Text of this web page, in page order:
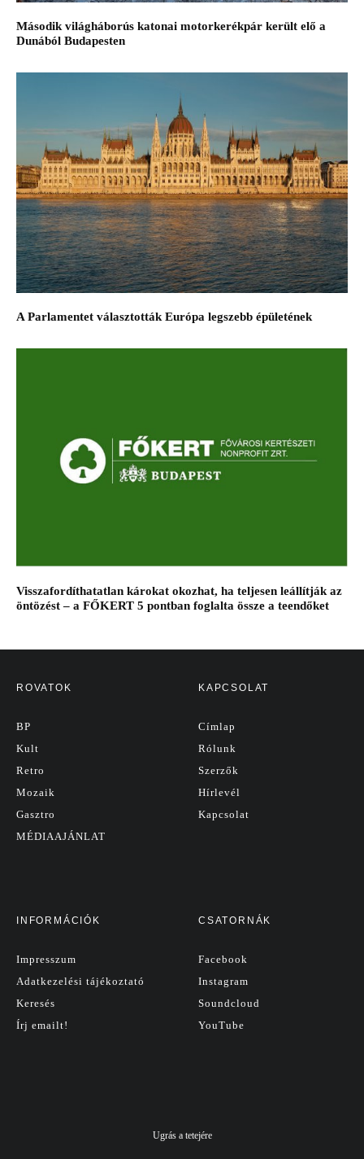
Második világháborús katonai motorkerékpár került elő a
Dunából Budapesten
A Parlamentet választották Európa legszebb épületének
Visszafordíthatatlan károkat okozhat, ha teljesen leállítják az
öntözést – a FŐKERT 5 pontban foglalta össze a teendőket
ROVATOK
BP
Kult
Retro
Mozaik
Gasztro
MÉDIAAJÁNLAT
KAPCSOLAT
Címlap
Rólunk
Szerzők
Hírlevél
Kapcsolat
INFORMÁCIÓK
Impresszum
Adatkezelési tájékoztató
Keresés
Írj emailt!
CSATORNÁK
Facebook
Instagram
Soundcloud
YouTube
Ugrás a tetejére